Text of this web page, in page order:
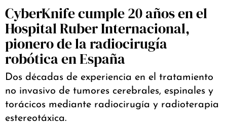
CyberKnife cumple 20 años en el
Hospital Ruber Internacional,
pionero de la radiocirugía
robótica en España
Dos décadas de experiencia en el tratamiento
no invasivo de tumores cerebrales, espinales y
torácicos mediante radiocirugía y radioterapia
estereotáxica.